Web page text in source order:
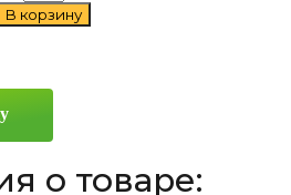
TopTrust
В корзину
о товаре: